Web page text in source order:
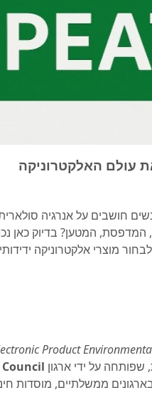
חושבים על אנרגיה
המטען? בדיוק כאן
מוצרי אלקטרוניקה
Product
על ידי ארגון
ממשלתיים, מוסדות